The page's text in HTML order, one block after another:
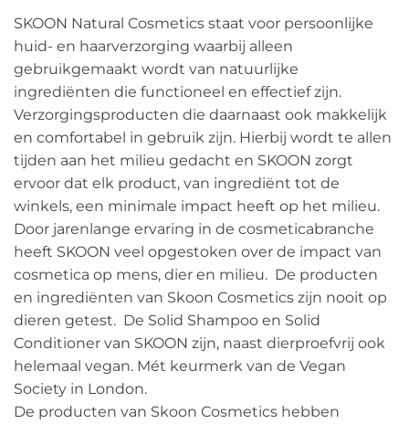
SKOON Natural Cosmetics staat voor persoonlijke
huid- en haarverzorging waarbij alleen
gebruikgemaakt wordt van natuurlijke
ingrediënten die functioneel en effectief zijn.
Verzorgingsproducten die daarnaast ook makkelijk
en comfortabel in gebruik zijn. Hierbij wordt te allen
tijden aan het milieu gedacht en SKOON zorgt
ervoor dat elk product, van ingrediënt tot de
winkels, een minimale impact heeft op het milieu.
Door jarenlange ervaring in de cosmeticabranche
heeft SKOON veel opgestoken over de impact van
cosmetica op mens, dier en milieu. De producten
en ingrediënten van Skoon Cosmetics zijn nooit op
dieren getest. De Solid Shampoo en Solid
Conditioner van SKOON zijn, naast dierproefvrij ook
helemaal vegan. Mét keurmerk van de Vegan
Society in London.
De producten van Skoon Cosmetics hebben